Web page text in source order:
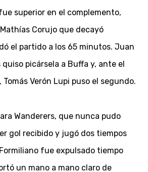
superior en el complemento,
Corujo que decayó
el partido a los 65 minutos. Juan
picársela a Buffa y, ante el
Verón Lupi puso el segundo.
Wanderers, que nunca pudo
gol recibido y jugó dos tiempos
fue expulsado tiempo
un mano a mano claro de